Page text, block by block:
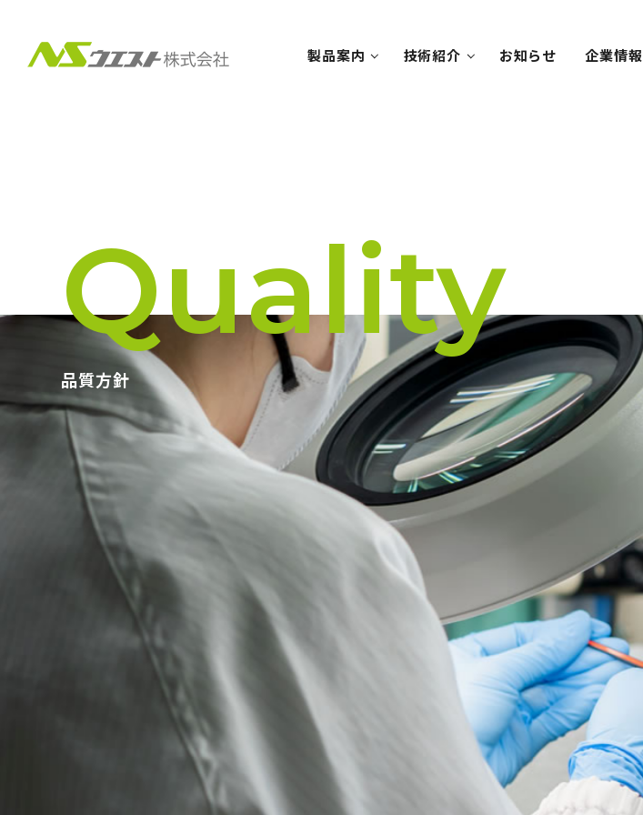
製品案内 技術紹介 お知らせ 企業情報
Quality
品質方針